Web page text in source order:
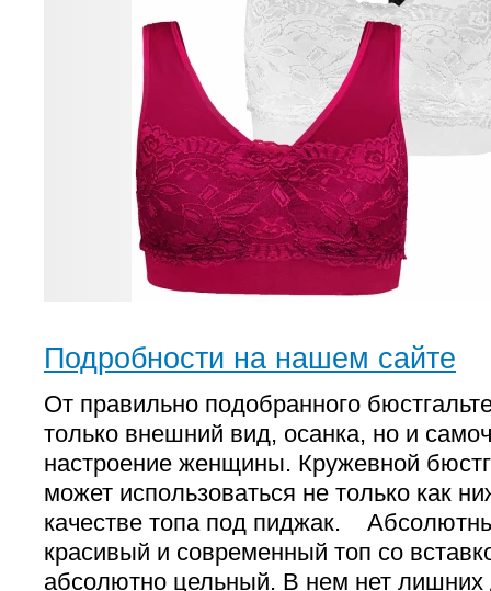
Подробности на нашем сайте
От правильно подобранного
только внешний вид, осанка, но и
настроение женщины. Кружевной
может использоваться не только как
качестве топа под пиджак.
красивый и современный топ со
абсолютно цельный. В нем нет лишних